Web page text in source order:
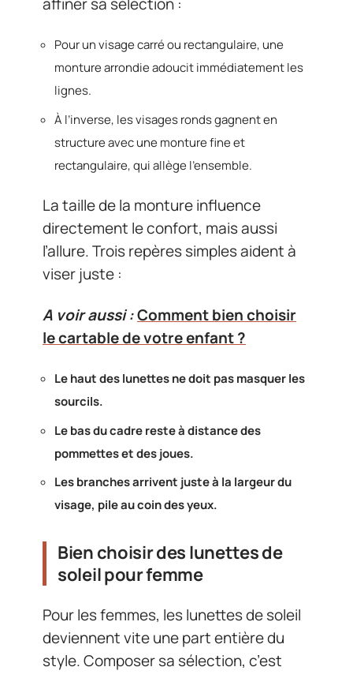
Pour un visage carré ou rectangulaire, une
monture arrondie adoucit immédiatement les
lignes.
À l’inverse, les visages ronds gagnent en
structure avec une monture fine et
rectangulaire, qui allège l’ensemble.
La taille de la monture influence
directement le confort, mais aussi
l’allure. Trois repères simples aident à
viser juste :
A voir aussi :Comment bien choisir
le cartable de votre enfant ?
Le haut des lunettes ne doit pas masquer les
sourcils.
Le bas du cadre reste à distance des
pommettes et des joues.
Les branches arrivent juste à la largeur du
visage, pile au coin des yeux.
Bien choisir des lunettes de
soleil pour femme
Pour les femmes, les lunettes de soleil
deviennent vite une part entière du
style. Composer sa sélection, c’est